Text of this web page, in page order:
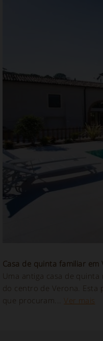
Casa de quinta familiar
Uma antiga casa de
do centro de Verona. Esta
que procuram... Ver mais